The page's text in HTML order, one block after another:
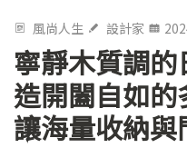
風尚人生 設計家
寧靜木質調
造開闔自如
讓海量收納